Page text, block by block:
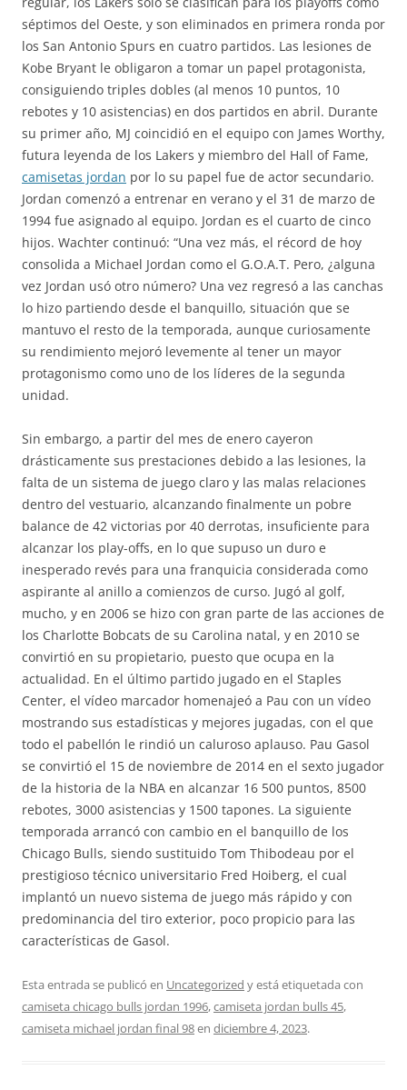
séptimos del Oeste, y son eliminados en primera ronda por
los San Antonio Spurs en cuatro partidos. Las lesiones de
Kobe Bryant le obligaron a tomar un papel protagonista,
consiguiendo triples dobles (al menos 10 puntos, 10
rebotes y 10 asistencias) en dos partidos en abril. Durante
su primer año, MJ coincidió en el equipo con James Worthy,
futura leyenda de los Lakers y miembro del Hall of Fame,
camisetas jordan por lo su papel fue de actor secundario.
Jordan comenzó a entrenar en verano y el 31 de marzo de
1994 fue asignado al equipo. Jordan es el cuarto de cinco
hijos. Wachter continuó: “Una vez más, el récord de hoy
consolida a Michael Jordan como el G.O.A.T. Pero, ¿alguna
vez Jordan usó otro número? Una vez regresó a las canchas
lo hizo partiendo desde el banquillo, situación que se
mantuvo el resto de la temporada, aunque curiosamente
su rendimiento mejoró levemente al tener un mayor
protagonismo como uno de los líderes de la segunda
unidad.
Sin embargo, a partir del mes de enero cayeron
drásticamente sus prestaciones debido a las lesiones, la
falta de un sistema de juego claro y las malas relaciones
dentro del vestuario, alcanzando finalmente un pobre
balance de 42 victorias por 40 derrotas, insuficiente para
alcanzar los play-offs, en lo que supuso un duro e
inesperado revés para una franquicia considerada como
aspirante al anillo a comienzos de curso. Jugó al golf,
mucho, y en 2006 se hizo con gran parte de las acciones de
los Charlotte Bobcats de su Carolina natal, y en 2010 se
convirtió en su propietario, puesto que ocupa en la
actualidad. En el último partido jugado en el Staples
Center, el vídeo marcador homenajeó a Pau con un vídeo
mostrando sus estadísticas y mejores jugadas, con el que
todo el pabellón le rindió un caluroso aplauso. Pau Gasol
se convirtió el 15 de noviembre de 2014 en el sexto jugador
de la historia de la NBA en alcanzar 16 500 puntos, 8500
rebotes, 3000 asistencias y 1500 tapones. La siguiente
temporada arrancó con cambio en el banquillo de los
Chicago Bulls, siendo sustituido Tom Thibodeau por el
prestigioso técnico universitario Fred Hoiberg, el cual
implantó un nuevo sistema de juego más rápido y con
predominancia del tiro exterior, poco propicio para las
características de Gasol.
Esta entrada se publicó en Uncategorized y está etiquetada con
camiseta chicago bulls jordan 1996,camiseta jordan bulls 45,
camiseta michael jordan final 98en diciembre 4, 2023.